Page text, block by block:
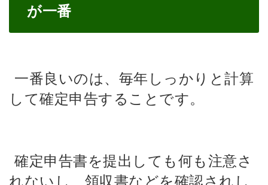
が一番
一番良いのは、毎年しっかりと計算
して確定申告することです。
確定申告書を提出しても何も注意さ
れないし、領収書などを確認されし